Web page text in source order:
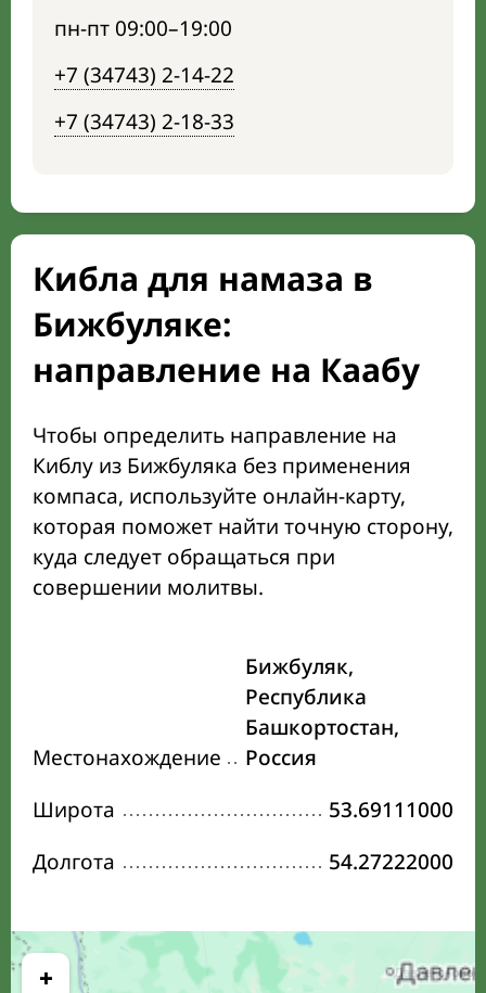
пн-пт 09:00–19:00
+7 (34743) 2-14-22
+7 (34743) 2-18-33
Кибла для намаза в
Бижбуляке:
направление на Каабу
Чтобы определить направление на
Киблу из Бижбуляка без применения
компаса, используйте онлайн-карту,
которая поможет найти точную сторону,
куда следует обращаться при
совершении молитвы.
Местонахождение
Бижбуляк,
Республика
Башкортостан,
Россия
Широта
53.69111000
Долгота
54.27222000
+